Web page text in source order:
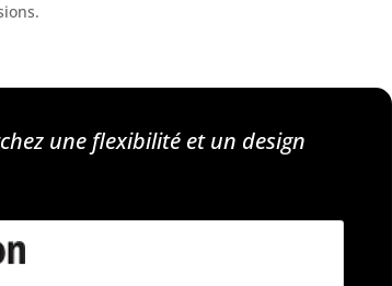
une flexibilité et un design